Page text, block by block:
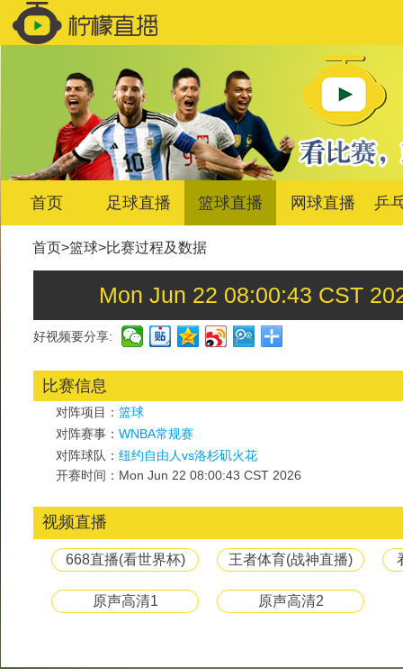
首页 足球直播 篮球直播 网球直播 乒
首页>篮球>比赛过程及数据
Mon Jun 22 08:00:43 CST
好视频要分享:
比赛信息
对阵项目： 篮球
对阵赛事： WNBA常规赛
对阵球队： 纽约自由人vs洛杉矶火花
开赛时间：Mon Jun 22 08:00:43 CST 2026
视频直播
668直播(看世界杯) 王者体育(战神直播)
原声高清1 原声高清2